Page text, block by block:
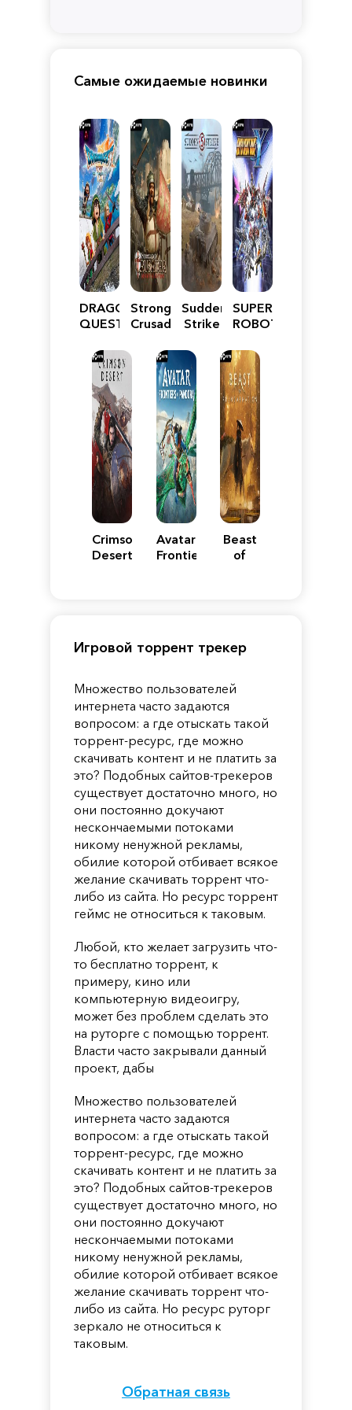
Самые ожидаемые новинки
DRAGON
QUEST
Reimagined
Stronghold
Crusader:
Edition
Sudden
Strike
SUPER
ROBOT
Y
Crimson
Desert
Avatar:
Frontiers
Beast
of
Игровой торрент трекер
Множество пользователей
интернета часто задаются
вопросом: а где отыскать такой
торрент-ресурс, где можно
скачивать контент и не платить за
это? Подобных сайтов-трекеров
существует достаточно много, но
они постоянно докучают
нескончаемыми потоками
никому ненужной рекламы,
обилие которой отбивает всякое
желание скачивать торрент что-
либо из сайта. Но ресурс торрент
геймс не относиться к таковым.
Любой, кто желает загрузить что-
то бесплатно торрент, к
примеру, кино или
компьютерную видеоигру,
может без проблем сделать это
на руторге с помощью торрент.
Власти часто закрывали данный
проект, дабы
Множество пользователей
интернета часто задаются
вопросом: а где отыскать такой
торрент-ресурс, где можно
скачивать контент и не платить за
это? Подобных сайтов-трекеров
существует достаточно много, но
они постоянно докучают
нескончаемыми потоками
никому ненужной рекламы,
обилие которой отбивает всякое
желание скачивать торрент что-
либо из сайта. Но ресурс руторг
зеркало не относиться к
таковым.
Обратная связь